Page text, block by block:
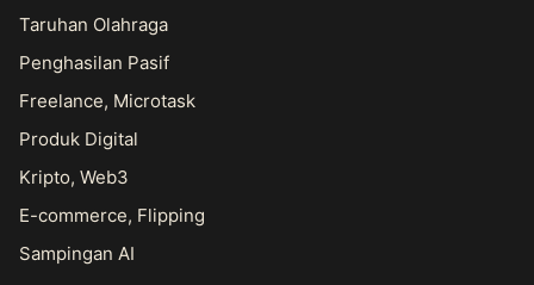
Taruhan Olahraga
Penghasilan Pasif
Freelance, Microtask
Produk Digital
Kripto, Web3
E-commerce, Flipping
Sampingan AI